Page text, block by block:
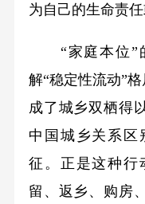
为自己的生命责
“家庭本位”
解“稳定性流动”
成了城乡双栖得
中国城乡关系区
征。正是这种行
留、返乡、购房